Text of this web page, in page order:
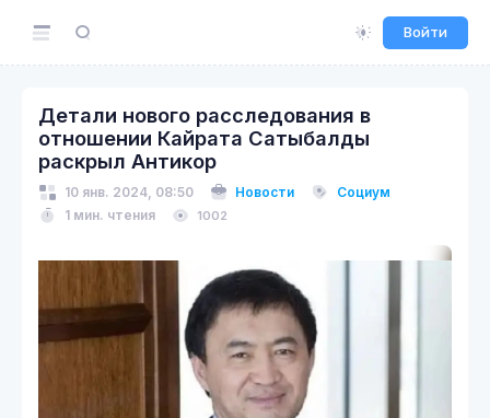
Войти
Детали нового расследования в
отношении Кайрата Сатыбалды
раскрыл Антикор
10 янв. 2024, 08:50 Новости
Социум
1 мин. чтения
1002